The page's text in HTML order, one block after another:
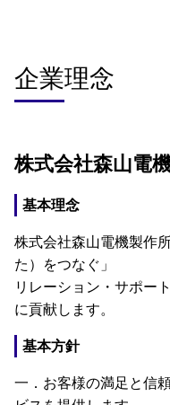
企業理念
株式会社森山電
基本理念
株式会社森山電機製作
た）をつなぐ」
リレーション・サポー
に貢献します。
基本方針
一．お客様の満足と信